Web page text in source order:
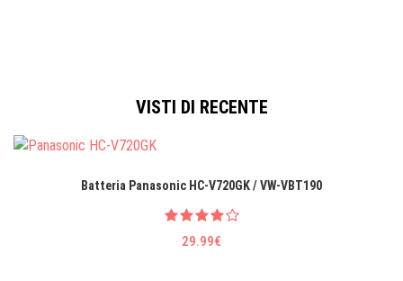
VISTI DI RECENTE
Batteria Panasonic HC-V720GK / VW-VBT190
29.99€